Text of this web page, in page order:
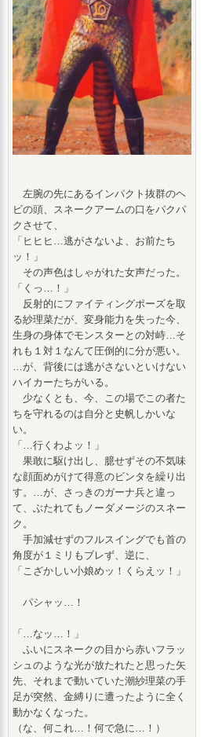
左腕の先にあるインパクト抜群のヘ
ビの頭、スネークアームの口をパクパ
クさせて、
「ヒヒヒ…逃がさないよ、お前たち
ッ！」
その声色はしゃがれた女声だった。
「くっ…！」
反射的にファイティングポーズを取
る紗理菜だが、変身能力を失った今、
生身の身体でモンスターとの対峙…そ
れも１対１なんて圧倒的に分が悪い。
…が、背後には逃がさないといけない
ハイカーたちがいる。
少なくとも、今、この場でこの者た
ちを守れるのは自分と史帆しかいな
い。
「…行くわよッ！」
果敢に駆け出し、臆せずその不気味
な顔面めがけて得意のビンタを繰り出
す。…が、さっきのガーナ兵と違っ
て、ぶたれてもノーダメージのスネー
ク。
手加減せずのフルスイングでも首の
角度が１ミリもブレず、逆に、
「こざかしい小娘めッ！くらえッ！」
パシャッ…！
「…なッ…！」
ふいにスネークの目から赤いフラッ
シュのような光が放たれたと思った矢
先、それまで動いていた潮紗理菜の手
足が突然、金縛りに遭ったように全く
動かなくなった。
（な、何これ…！何で急に…！）